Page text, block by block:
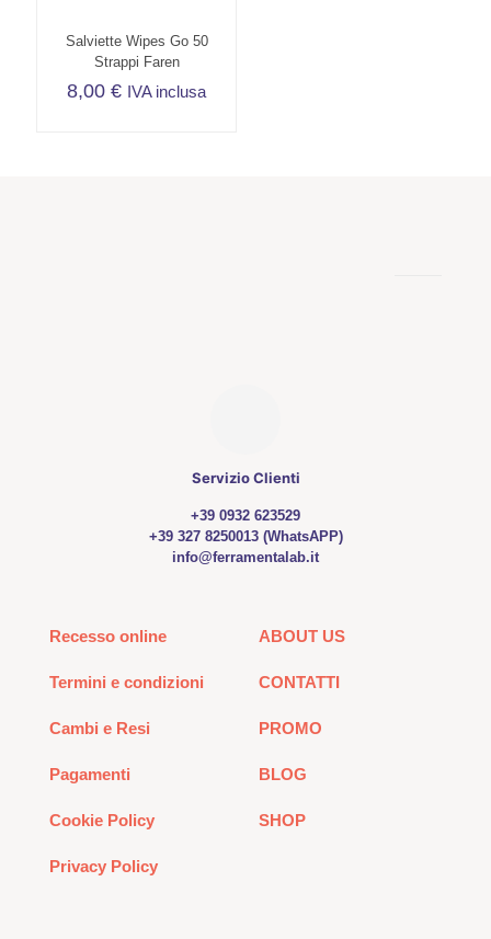
Salviette Wipes Go 50
Strappi Faren
8,00€ IVA inclusa
Servizio Clienti
+39 0932 623529
+39 327 8250013 (WhatsAPP)
info@ferramentalab.it
Recesso online
Termini e condizioni
Cambi e Resi
Pagamenti
Cookie Policy
Privacy Policy
ABOUT US
CONTATTI
PROMO
BLOG
SHOP